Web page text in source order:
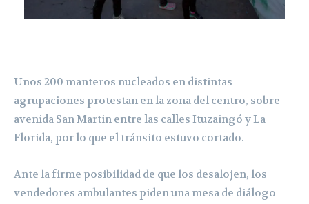
Unos 200 manteros nucleados en distintas
agrupaciones protestan en la zona del centro, sobre
avenida San Martin entre las calles Ituzaingó y La
Florida, por lo que el tránsito estuvo cortado.
Ante la firme posibilidad de que los desalojen, los
vendedores ambulantes piden una mesa de diálogo